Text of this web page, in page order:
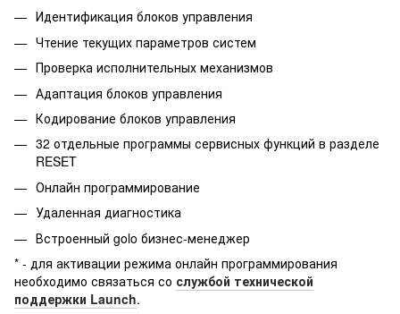
Идентификация блоков управления
Чтение текущих параметров систем
Проверка исполнительных механизмов
Адаптация блоков управления
Кодирование блоков управления
32 отдельные программы сервисных функций в разделе
RESET
Онлайн программирование
Удаленная диагностика
Встроенный golo бизнес-менеджер
* - для активации режима онлайн программирования
необходимо связаться со службой технической
поддержки Launch.